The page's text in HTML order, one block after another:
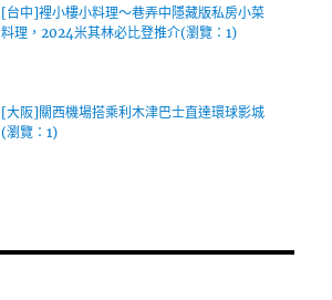
[台中]裡小樓小料理～巷弄中隱藏版私房小菜
料理，2024米其林必比登推介(瀏覽：1)
[大阪]關西機場搭乘利木津巴士直達環球影城
(瀏覽：1)